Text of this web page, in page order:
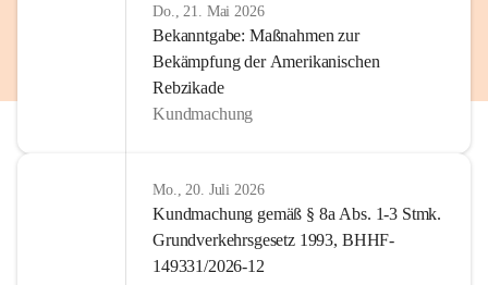
Do., 21. Mai 2026
Bekanntgabe: Maßnahmen zur
Bekämpfung der Amerikanischen
Rebzikade
Kundmachung
Mo., 20. Juli 2026
Kundmachung gemäß § 8a Abs. 1-3 Stmk.
Grundverkehrsgesetz 1993, BHHF-
149331/2026-12